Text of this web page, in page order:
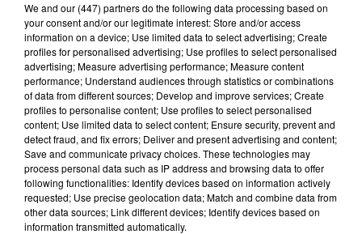
Lecture (4 min 14 sec)
100%
We and our (447) partnersdo the following data processing based on
your consent and/or our legitimate interest: Store and/or access
information on a device; Use limited data to select advertising; Create
profiles for personalised advertising; Use profiles to select personalised
advertising; Measure advertising performance; Measure content
performance; Understand audiences through statistics or combinations
of data from different sources; Develop and improve services; Create
profiles to personalise content; Use profiles to select personalised
content; Use limited data to select content; Ensure security, prevent and
detect fraud, and fix errors; Deliver and present advertising and content;
Save and communicate privacy choices. These technologies may
process personal data such as IP address and browsing data to offer
following functionalities: Identify devices based on information actively
requested; Use precise geolocation data; Match and combine data from
other data sources; Link different devices; Identify devices based on
information transmitted automatically.